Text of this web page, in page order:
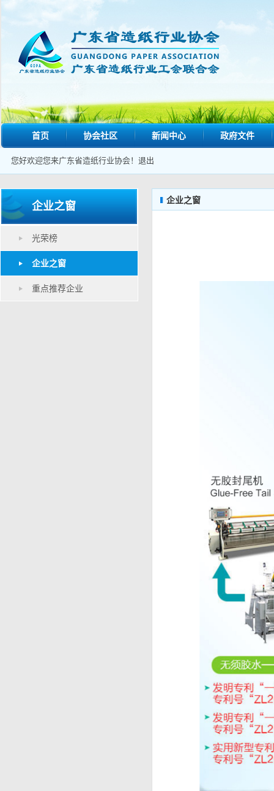
首页 协会社区 新闻中心 政府文件
您好欢迎您来广东省造纸行业协会！ 退出
企业之窗
光荣榜
企业之窗
重点推荐企业
企业之窗